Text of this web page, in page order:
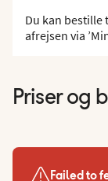
Du kan bestille
afrejsen via
Priser og
Failed to